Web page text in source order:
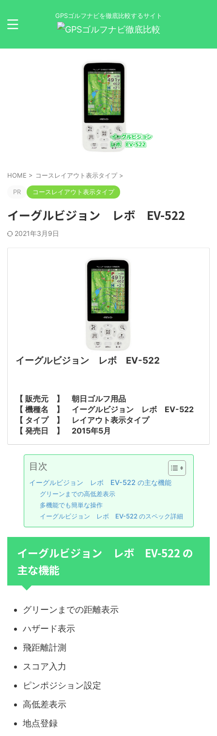
GPSゴルフナビを徹底比較するサイト
HOME > コースレイアウト表示タイプ >
PR コースレイアウト表示タイプ
イーグルビジョン レボ EV-522
2021年3月9日
イーグルビジョン レボ EV-522
【 販売元 】 朝日ゴルフ用品
【 機種名 】 イーグルビジョン レボ EV-522
【 タイプ 】 レイアウト表示タイプ
【 発売日 】 2015年5月
目次
イーグルビジョン レボ EV-522 の主な機能
グリーンまでの高低差表示
多機能でも簡単な操作
イーグルビジョン レボ EV-522 のスペック詳細
イーグルビジョン レボ EV-522 の
主な機能
グリーンまでの距離表示
ハザード表示
飛距離計測
スコア入力
ピンポジション設定
高低差表示
地点登録